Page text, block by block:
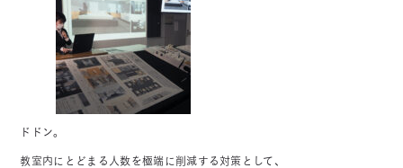
ドドン。
教室内にとどまる人数を極端に削減する対策として、